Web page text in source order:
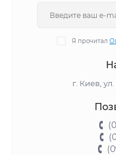
Я прочитал
г. Киев,